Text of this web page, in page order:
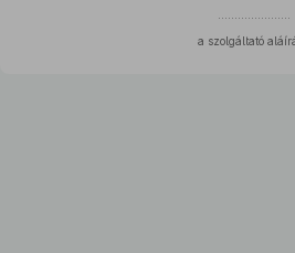
a szolgáltató